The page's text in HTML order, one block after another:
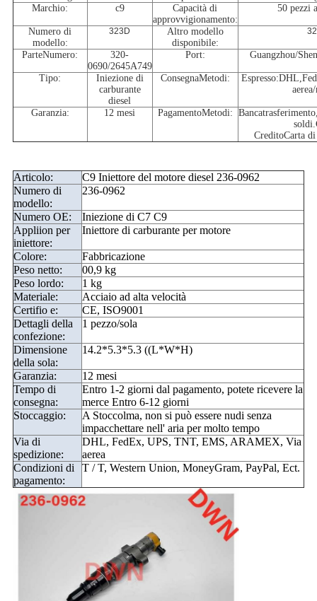
Marchio: c9
Capacità di
approvvigionamento:
50 pezzi
Numero di
modello:
323D
Altro modello
disponibile:
ParteNumero:
320-
0690/2645A749
Port: Guangzhou/
Tipo:
Iniezione di
carburante
diesel
ConsegnaMetodi:
Garanzia: 12 mesi PagamentoMetodi: Banca
soldi.
CreditoCarta
Articolo:
C9 Iniettore del motore diesel 236-0962
Numero di
modello:
236-0962
Numero OE:
Iniezione di C7 C9
Appliion per
iniettore:
Iniettore di carburante per motore
Colore:
Fabbricazione
Peso netto:
00,9 kg
Peso lordo:
1 kg
Materiale:
Acciaio ad alta velocità
Certifio e:
CE, ISO9001
Dettagli della
confezione:
1 pezzo/sola
Dimensione
della sola:
14.2*5.3*5.3 ((L*W*H)
Garanzia:
12 mesi
Tempo di
consegna:
Entro 1-2 giorni dal pagamento, potete ricevere la
merce Entro 6-12 giorni
Stoccaggio:
A Stoccolma, non si può essere nudi senza
impacchettare nell' aria per molto tempo
Via di
spedizione:
DHL, FedEx, UPS, TNT, EMS, ARAMEX, Via
aerea
Condizioni di
pagamento:
T / T, Western Union, MoneyGram, PayPal, Ect.